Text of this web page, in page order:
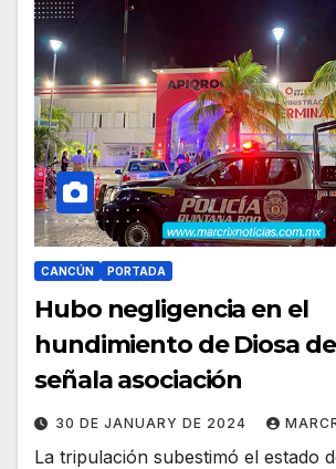
CANCÚN PORTADA
Hubo negligencia en el
hundimiento de Diosa
señala asociación
30 DE JANUARY DE 2024
La tripulación subestimó el estado